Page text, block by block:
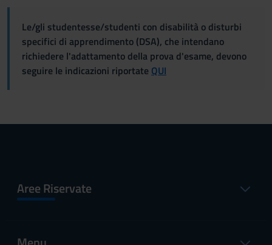
Le/gli studentesse/studenti con disabilità o disturbi
specifici di apprendimento (DSA), che intendano
richiedere l'adattamento della prova d'esame, devono
seguire le indicazioni riportate QUI
Aree Riservate